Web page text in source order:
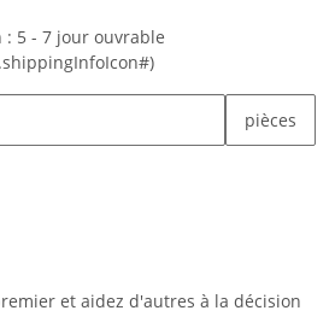
: 5 - 7 jour ouvrable
pièces
et aidez d'autres à la décision